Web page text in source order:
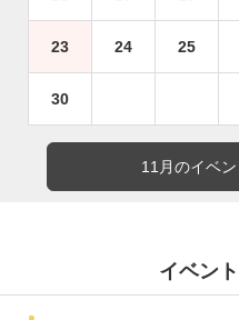
23 24 25
30
11月のイベ
イベン